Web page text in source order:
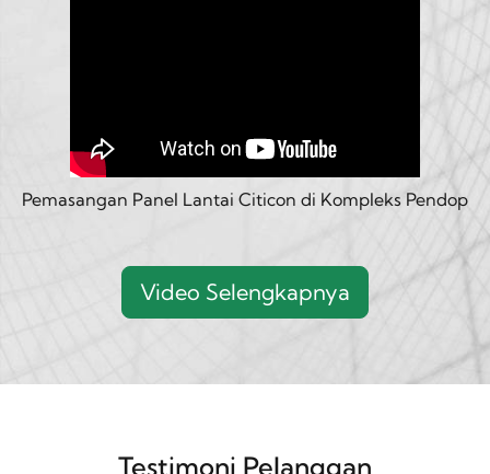
Pemasangan Panel Lantai Citicon di Kompleks Pendop
Video Selengkapnya
Testimoni Pelanggan